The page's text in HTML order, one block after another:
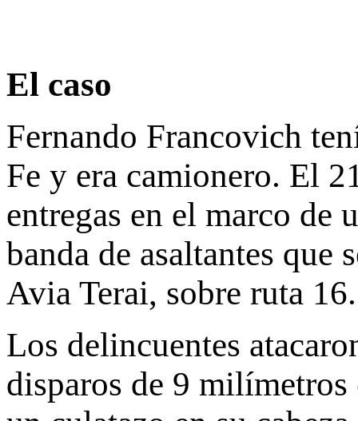
El caso
Fernando Francovich
Fe y era camionero. El
entregas en el marco de
banda de asaltantes que
Avia Terai, sobre ruta 16.
Los delincuentes
disparos de 9